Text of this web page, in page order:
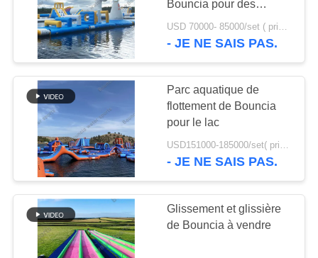
DEMANDEZ
UNE
CITATION
PLAN
SITE
PRIVACY
POLICY
Sports aquatiques
gonflables simples
Canot pneumatique
de Rafting
Bouncia pour des
adultes et des enfants
- JE NE SAIS PAS.
Parc aquatique de
flottement de Bouncia
pour le lac
USD151000-185000/set( price just for reference, detailed prices need to be confirmed) MOQ:1 PC
- JE NE SAIS PAS.
Glissement et glissière
de Bouncia à vendre